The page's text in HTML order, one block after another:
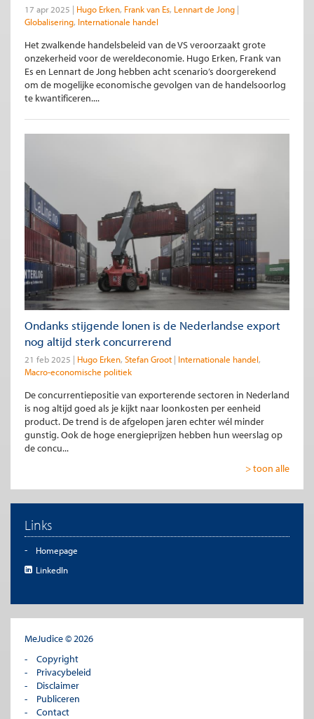
17 apr 2025 Hugo Erken Frank van Es Lennart de Jong
Globalisering Internationale handel
Het zwalkende handelsbeleid van de VS veroorzaakt grote
onzekerheid voor de wereldeconomie. Hugo Erken, Frank van
Es en Lennart de Jong hebben acht scenario’s doorgerekend
om de mogelijke economische gevolgen van de handelsoorlog
te kwantificeren....
Ondanks stijgende lonen is de Nederlandse export
nog altijd sterk concurrerend
21 feb 2025 Hugo Erken Stefan Groot
Internationale handel
Macro-economische politiek
De concurrentiepositie van exporterende sectoren in Nederland
is nog altijd goed als je kijkt naar loonkosten per eenheid
product. De trend is de afgelopen jaren echter wél minder
gunstig. Ook de hoge energieprijzen hebben hun weerslag op
de concu...
> toon alle
Links
Homepage
LinkedIn
MeJudice © 2026
Copyright
Privacybeleid
Disclaimer
Publiceren
Contact